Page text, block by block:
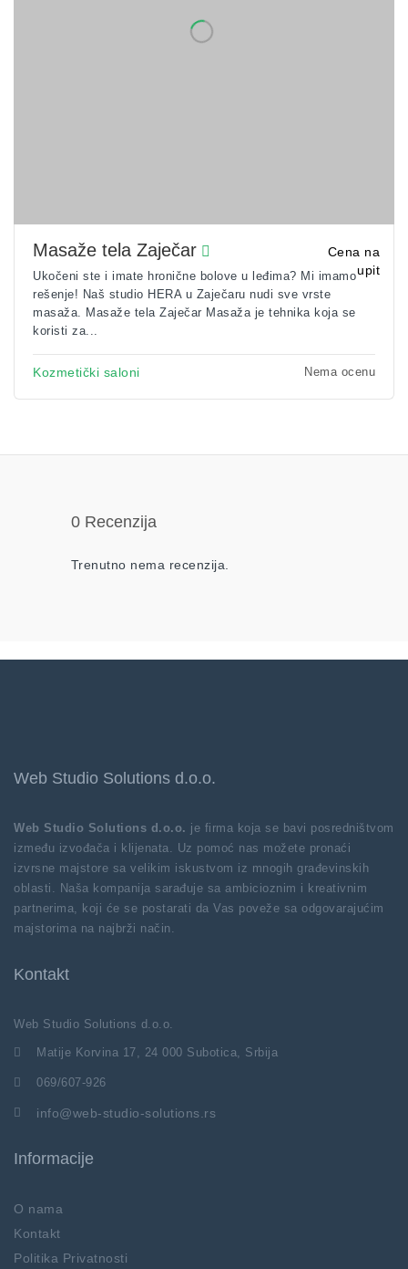
Masaže tela Zaječar
Cena na
upit
Ukočeni ste i imate hronične bolove u leđima? Mi imamo
rešenje! Naš studio HERA u Zaječaru nudi sve vrste
masaža. Masaže tela Zaječar Masaža je tehnika koja se
koristi za...
Kozmetički saloni Nema ocenu
0 Recenzija
Trenutno nema recenzija.
Web Studio Solutions d.o.o.
Web Studio Solutions d.o.o. je firma koja se bavi posredništvom
između izvođača i klijenata. Uz pomoć nas možete pronaći
izvrsne majstore sa velikim iskustvom iz mnogih građevinskih
oblasti. Naša kompanija sarađuje sa ambicioznim i kreativnim
partnerima, koji će se postarati da Vas poveže sa odgovarajućim
majstorima na najbrži način.
Kontakt
Web Studio Solutions d.o.o.
Matije Korvina 17, 24 000 Subotica, Srbija
069/607-926
info@web-studio-solutions.rs
Informacije
O nama
Kontakt
Politika Privatnosti